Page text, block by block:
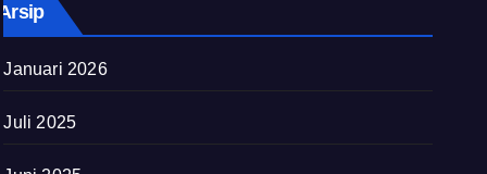
Januari 2026
Juli 2025